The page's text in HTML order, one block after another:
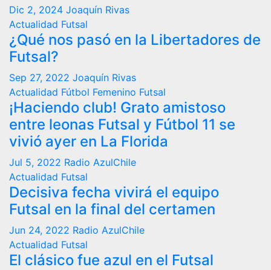
Dic 2, 2024 Joaquín Rivas
Actualidad Futsal
¿Qué nos pasó en la Libertadores de
Futsal?
Sep 27, 2022 Joaquín Rivas
Actualidad Fútbol Femenino Futsal
¡Haciendo club! Grato amistoso
entre leonas Futsal y Fútbol 11 se
vivió ayer en La Florida
Jul 5, 2022 Radio AzulChile
Actualidad Futsal
Decisiva fecha vivirá el equipo
Futsal en la final del certamen
Jun 24, 2022 Radio AzulChile
Actualidad Futsal
El clásico fue azul en el Futsal